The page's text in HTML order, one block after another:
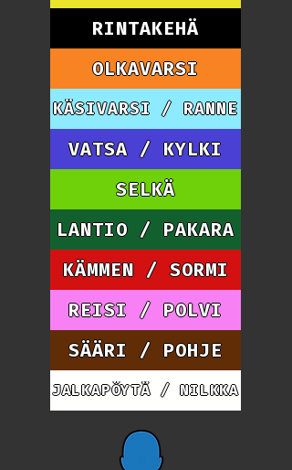
RINTAKEHÄ
OLKAVARSI
KÄSIVARSI / RANNE
VATSA / KYLKI
SELKÄ
LANTIO / PAKARA
KÄMMEN / SORMI
REISI / POLVI
SÄÄRI / POHJE
JALKAPÖYTÄ / NILKKA